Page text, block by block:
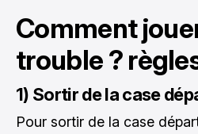
Comment
trouble ?
1) Sortir de la case
Pour sortir de la case